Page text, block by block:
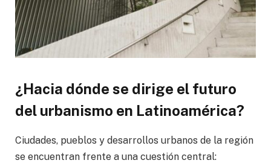
¿Hacia dónde se dirige el futuro
del urbanismo en Latinoamérica?
Ciudades, pueblos y desarrollos urbanos de la región
se encuentran frente a una cuestión central: